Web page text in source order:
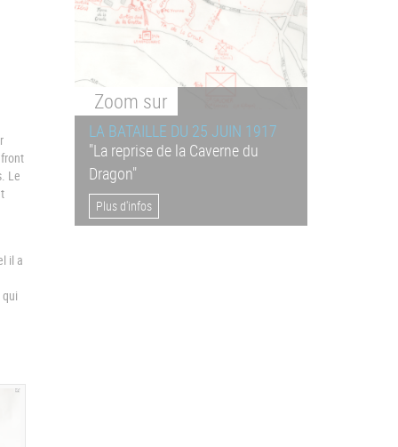
Le
il a
Zoom sur
LA BATAILLE DU 25 JUIN 1917
"La reprise de la Caverne du
Dragon"
Plus d'infos